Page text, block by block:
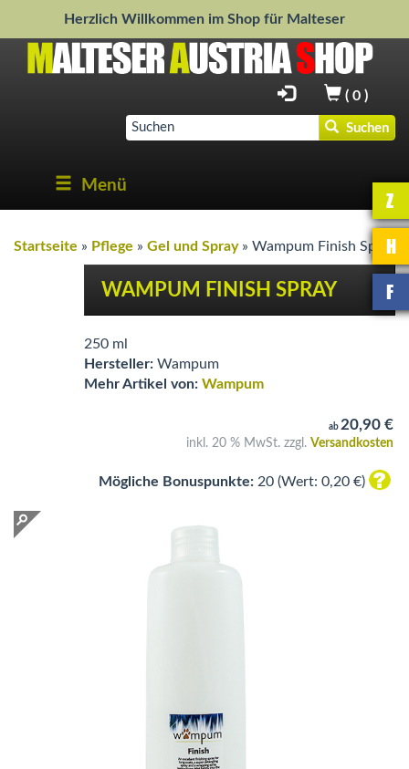
Herzlich Willkommen im Shop für Malteser
Z
H
F
( 0 )
Suchen
Menü
Startseite » Pflege » Gel und Spray» Wampum Finish Spray
WAMPUM FINISH SPRAY
250 ml
Hersteller: Wampum
Mehr Artikel von: Wampum
ab 20,90 €
inkl. 20 % MwSt. zzgl. Versandkosten
Mögliche Bonuspunkte: 20 (Wert: 0,20 €)